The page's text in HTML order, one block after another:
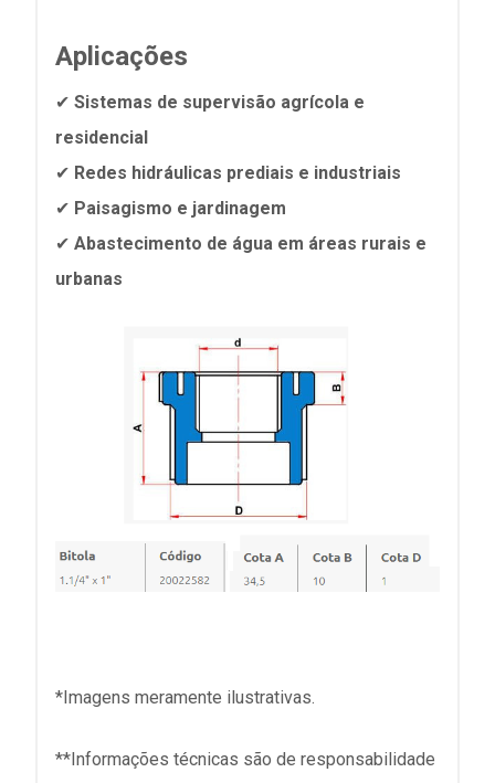
Aplicações
✔ Sistemas de supervisão agrícola e
residencial
✔ Redes hidráulicas prediais e industriais
✔ Paisagismo e jardinagem
✔ Abastecimento de água em áreas rurais e
urbanas
*Imagens meramente ilustrativas.
**Informações técnicas são de responsabilidade